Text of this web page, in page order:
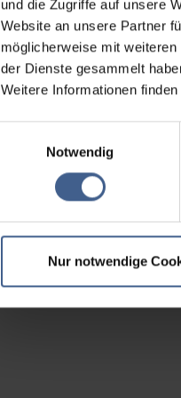
und die Zugriffe auf unsere
Website an unsere Partner
möglicherweise mit
der Dienste gesammelt
Weitere Informationen
Notwendig
Nur notwendige